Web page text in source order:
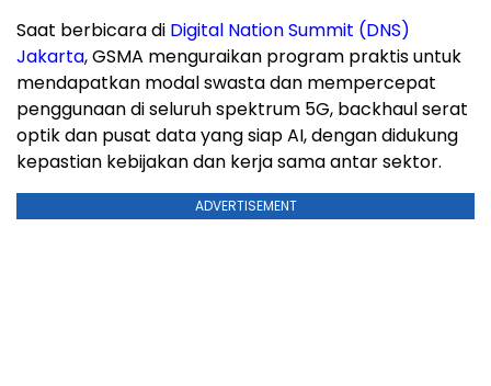
Saat berbicara di Digital Nation Summit (DNS)
Jakarta, GSMA menguraikan program praktis untuk
mendapatkan modal swasta dan mempercepat
penggunaan di seluruh spektrum 5G, backhaul serat
optik dan pusat data yang siap AI, dengan didukung
kepastian kebijakan dan kerja sama antar sektor.
ADVERTISEMENT